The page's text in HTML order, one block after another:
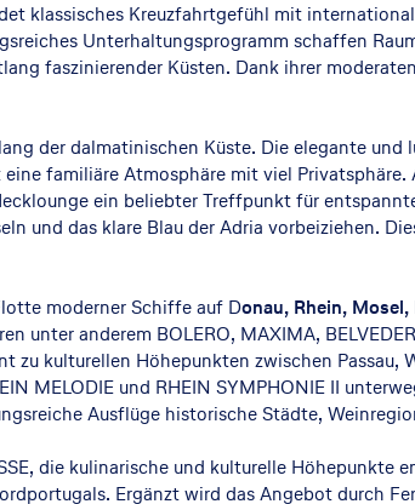
klassisches Kreuzfahrtgefühl mit
Unterhaltungsprogramm schaffen
faszinierender Küsten. Dank ihrer
der dalmatinischen Küste. Die elegante
familiäre Atmosphäre mit viel
ein beliebter Treffpunkt für
und das klare Blau der Adria vorbeiziehen.
moderner Schiffe auf Donau, Rhein,
anderem BOLERO, MAXIMA,
kulturellen Höhepunkten zwischen Passau,
MELODIE und RHEIN SYMPHONIE II
Ausflüge historische Städte,
die kulinarische und kulturelle Höhepunkte
Ergänzt wird das Angebot durch